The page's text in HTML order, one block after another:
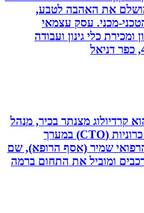
את האהבה לטבע,
מכני. עסק עצמאי
כלי גינון ועבודה
מצנתר בכיר, מנהל
תחום חסימות כליליות כרוניות (CTO) במערך
שמיר (אסף הרופא), שם
ומוביל את התחום ברמה